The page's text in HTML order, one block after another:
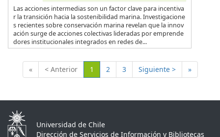
Las acciones intermedias son un factor clave para incentiva
r la transición hacia la sostenibilidad marina. Investigacione
s recientes sobre conservación marina revelan que la innov
ación surge de acciones colectivas lideradas por emprende
dores institucionales integrados en redes de...
« < Anterior 1 (Actual)
2 3 Siguiente > »
Universidad de Chile
Dirección de Servicios de Información y Bibliotecas